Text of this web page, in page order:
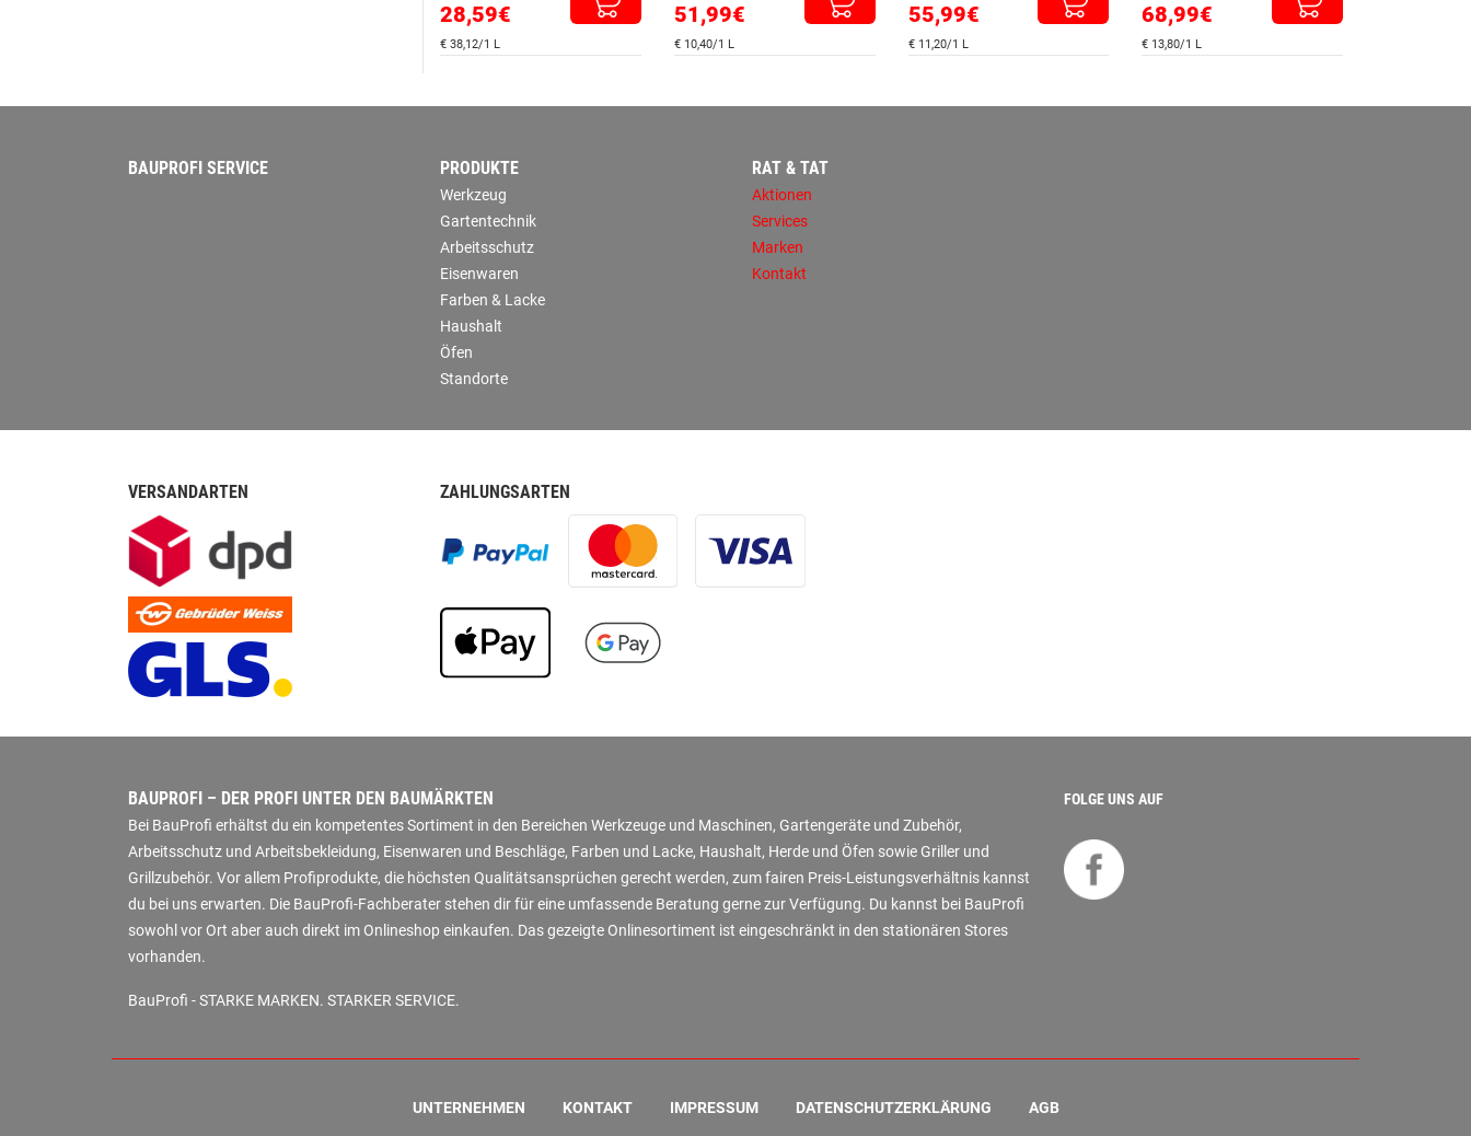
28,59€
€ 38,12/1 L
51,99€
€ 10,40/1 L
55,99€
€ 11,20/1 L
68,99€
€ 13,80/1 L
BAUPROFI SERVICE PRODUKTE
Werkzeug
Gartentechnik
Arbeitsschutz
Eisenwaren
Farben & Lacke
Haushalt
Öfen
Standorte
RAT & TAT
Aktionen
Services
Marken
Kontakt
VERSANDARTEN ZAHLUNGSARTEN
BAUPROFI – DER PROFI UNTER DEN BAUMÄRKTEN
Bei BauProfi erhältst du ein kompetentes Sortiment in den Bereichen Werkzeuge und Maschinen, Gartengeräte und Zubehör,
Arbeitsschutz und Arbeitsbekleidung, Eisenwaren und Beschläge, Farben und Lacke, Haushalt, Herde und Öfen sowie Griller und
Grillzubehör. Vor allem Profiprodukte, die höchsten Qualitätsansprüchen gerecht werden, zum fairen Preis-Leistungsverhältnis kannst
du bei uns erwarten. Die BauProfi-Fachberater stehen dir für eine umfassende Beratung gerne zur Verfügung. Du kannst bei BauProfi
sowohl vor Ort aber auch direkt im Onlineshop einkaufen. Das gezeigte Onlinesortiment ist eingeschränkt in den stationären Stores
vorhanden.
BauProfi - STARKE MARKEN. STARKER SERVICE.
FOLGE UNS AUF
UNTERNEHMEN KONTAKT IMPRESSUM DATENSCHUTZERKLÄRUNG AGB